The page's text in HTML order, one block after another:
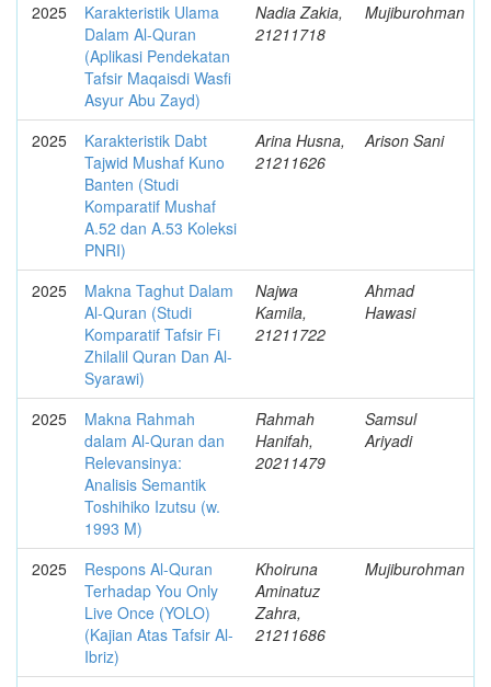
2025
Karakteristik Ulama
Dalam Al-Quran
(Aplikasi Pendekatan
Tafsir Maqaisdi Wasfi
Asyur Abu Zayd)
Nadia Zakia,
21211718
Mujiburohman
2025
Karakteristik Dabt
Tajwid Mushaf Kuno
Banten (Studi
Komparatif Mushaf
A.52 dan A.53 Koleksi
PNRI)
Arina Husna,
21211626
Arison Sani
2025
Makna Taghut Dalam
Al-Quran (Studi
Komparatif Tafsir Fi
Zhilalil Quran Dan Al-
Syarawi)
Najwa
Kamila,
21211722
Ahmad
Hawasi
2025
Makna Rahmah
dalam Al-Quran dan
Relevansinya:
Analisis Semantik
Toshihiko Izutsu (w.
1993 M)
Rahmah
Hanifah,
20211479
Samsul
Ariyadi
2025
Respons Al-Quran
Terhadap You Only
Live Once (YOLO)
(Kajian Atas Tafsir Al-
Ibriz)
Khoiruna
Aminatuz
Zahra,
21211686
Mujiburohman